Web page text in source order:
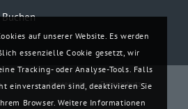
Impressum Datenschutz
auf unserer Website. Es werden
essenzielle Cookie gesetzt, wir
Tracking- oder Analyse-Tools. Falls
einverstanden sind, deaktivieren Sie
Browser. Weitere Informationen